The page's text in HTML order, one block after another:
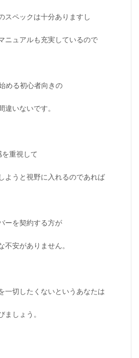
スペックは十分ありますし
ニュアルも充実しているので
める初心者向きの
違いないです。
重視して
ようと視野に入れるのであれば
ーを契約する方が
不安がありません。
一切したくないというあなたは
ましょう。